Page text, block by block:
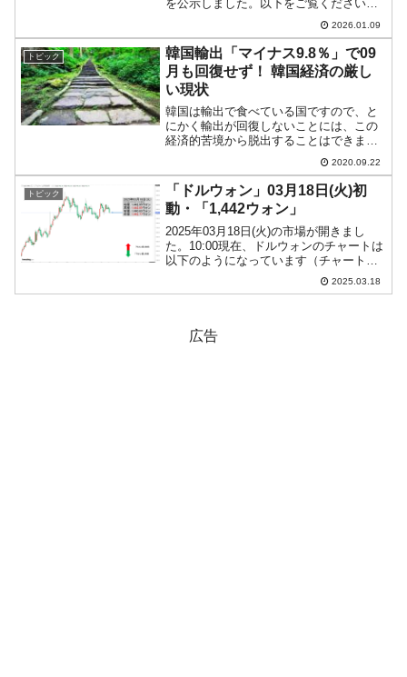
を公示しました。以下をご覧ください。
2025年第4四半期総売上：93.00兆ウォン
（22.71％）営業利益：20.00兆ウォン
（208.17％）2025年通期...
2026.01.09
トピック
韓国輸出「マイナス9.8％」で09
月も回復せず！ 韓国経済の厳し
い現状
韓国は輸出で食べている国ですので、と
にかく輸出が回復しないことには、この
経済的苦境から脱出することはできませ
ん。ですので韓国の輸出が回復している
かどうかは、韓国経済の先行き・現状に
ついての重要な指標になります。韓国
「関税庁」から「09月01...
2020.09.22
トピック
「ドルウォン」03月18日(火)初
動・「1,442ウォン」
2025年03月18日(火)の市場が開きまし
た。10:00現在、ドルウォンのチャートは
以下のようになっています（チャートは
『Investing.com』より引用）。現在のと
ころ「1ドル＝1,442ウォン」近辺の攻防
2025.03.18
広告